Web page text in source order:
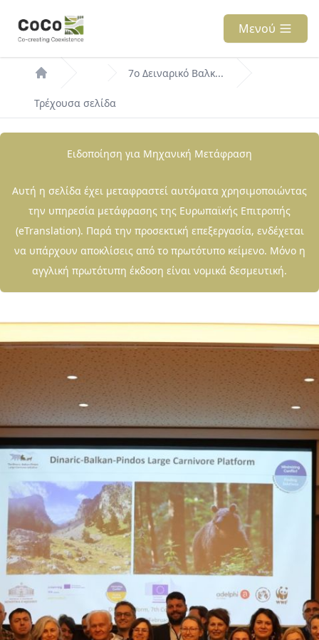
προς
κυρίως
Μενού
Breadcrumb 7ο Δειναρικό Βαλκ...
Τρέχουσα σελίδα
Ειδοποίηση για Μηχανική Μετάφραση
Αυτή η σελίδα έχει μεταφραστεί αυτόματα χρησιμοποιώντας
την υπηρεσία μετάφρασης της Ευρωπαϊκής Επιτροπής
(eTranslation). Παρά την προσεκτική επεξεργασία, ενδέχεται
να υπάρχουν αποκλίσεις από το πρωτότυπο κείμενο. Μόνο η
αγγλική πρωτότυπη έκδοση είναι νομικά δεσμευτική.
Hero
Image